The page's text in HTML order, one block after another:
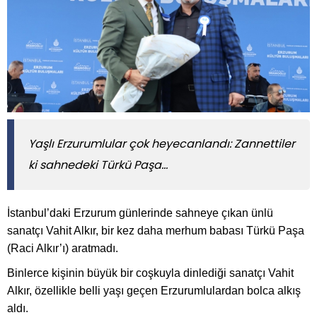
Yaşlı Erzurumlular çok heyecanlandı: Zannettiler
ki sahnedeki Türkü Paşa…
İstanbul’daki Erzurum günlerinde sahneye çıkan ünlü
sanatçı Vahit Alkır, bir kez daha merhum babası Türkü Paşa
(Raci Alkır’ı) aratmadı.
Binlerce kişinin büyük bir coşkuyla dinlediği sanatçı Vahit
Alkır, özellikle belli yaşı geçen Erzurumlulardan bolca alkış
aldı.